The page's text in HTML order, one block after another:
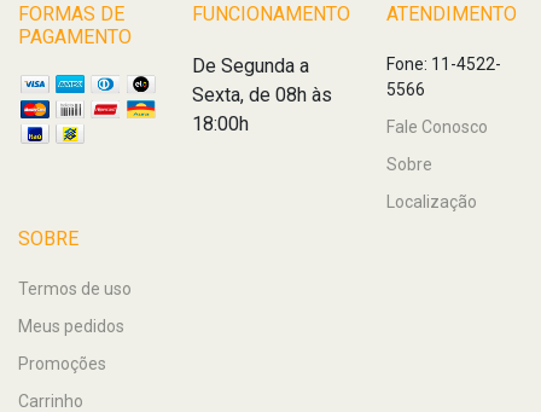
FORMAS DE
PAGAMENTO
FUNCIONAMENTO
De Segunda a
Sexta, de 08h às
18:00h
ATENDIMENTO
Fone: 11-4522-
5566
Fale Conosco
Sobre
Localização
SOBRE
Termos de uso
Meus pedidos
Promoções
Carrinho